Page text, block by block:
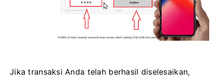
Jika transaksi Anda telah berhasil diselesaikan,